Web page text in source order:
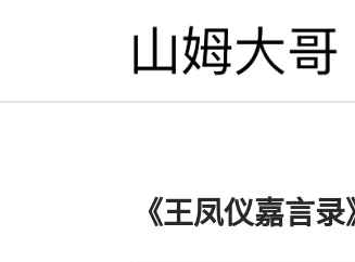
《王凤仪嘉言